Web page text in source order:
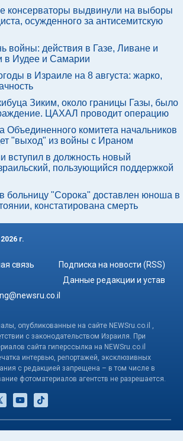
консерваторы выдвинули на выборы
осужденного за антисемитскую
войны: действия в Газе, Ливане и
в Иудее и Самарии
в Израиле на 8 августа: жарко,
Зиким, около границы Газы, было
ЦАХАЛ проводит операцию
Объединенного комитета начальников
"выход" из войны с Ираном
вступил в должность новый
пользующийся поддержкой
больницу "Сорока" доставлен юноша в
констатирована смерть
г.
связь
Подписка на новости (RSS)
Данные редакции и устав
опубликованные на сайте NEWSru.co.il ,
с законодательством Израиля. При
сайта гиперссылка на NEWSru.co.il
интервью, репортажей, эксклюзивных
с редакцией запрещена – в том числе в
фотоматериалов агентств не разрешается.